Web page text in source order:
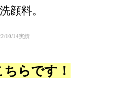
顔料。
10/14実績
らです！